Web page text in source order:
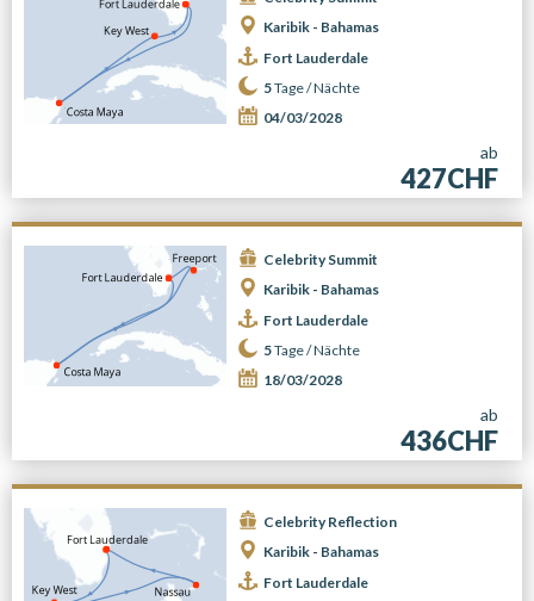
Karibik - Bahamas
Fort Lauderdale
5Tage /Nächte
04/03/2028
ab
427CHF
Celebrity Summit
Karibik - Bahamas
Fort Lauderdale
5Tage /Nächte
18/03/2028
ab
436CHF
Celebrity Reflection
Karibik - Bahamas
Fort Lauderdale